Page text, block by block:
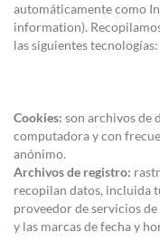
automáticamente como
information).
las siguientes tecnologías:
Cookies: son archivos de
computadora y con
anónimo.
Archivos de registro:
recopilan datos, incluida
proveedor de servicios
y las marcas de fecha y